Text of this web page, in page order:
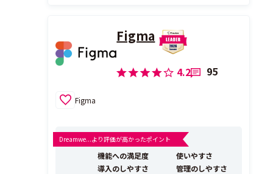
Figma
4.2 95
Figma
Dreamwe...より評価が高かったポイント
機能への満足度
使いやすさ
導入のしやすさ
管理のしやすさ